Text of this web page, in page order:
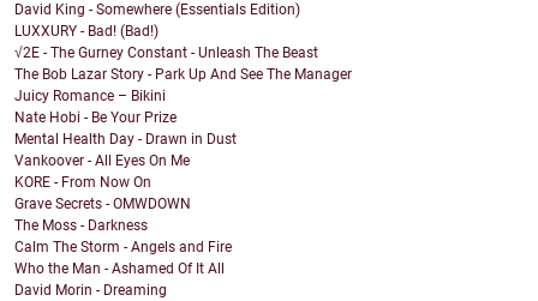
David King - Somewhere (Essentials Edition)
LUXXURY - Bad! (Bad!)
√2E - The Gurney Constant - Unleash The Beast
The Bob Lazar Story - Park Up And See The Manager
Juicy Romance – Bikini
Nate Hobi - Be Your Prize
Mental Health Day - Drawn in Dust
Vankoover - All Eyes On Me
KORE - From Now On
Grave Secrets - OMWDOWN
The Moss - Darkness
Calm The Storm - Angels and Fire
Who the Man - Ashamed Of It All
David Morin - Dreaming